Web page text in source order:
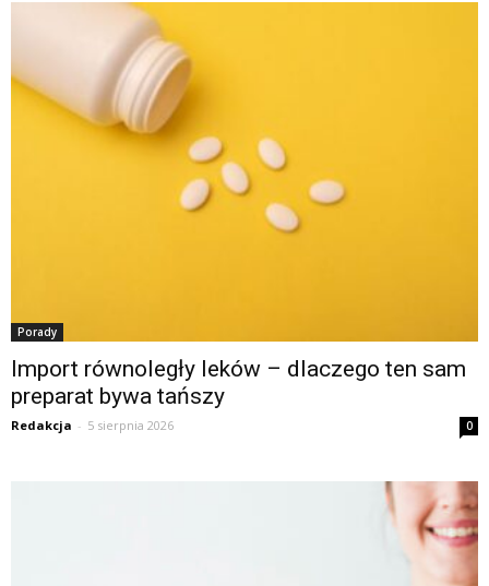
Porady
Import równoległy leków – dlaczego ten sam
preparat bywa tańszy
Redakcja - 5 sierpnia 2026 0